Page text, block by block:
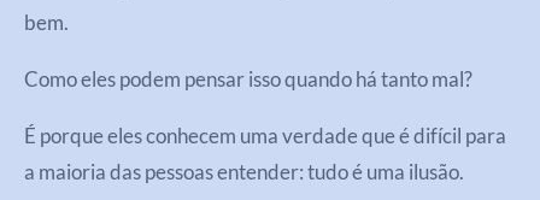
bem.
Como eles podem pensar isso quando há tanto mal?
É porque eles conhecem uma verdade que é difícil para
a maioria das pessoas entender: tudo é uma ilusão.